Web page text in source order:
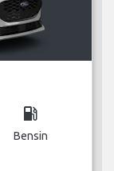
local_gas_station
Bensin